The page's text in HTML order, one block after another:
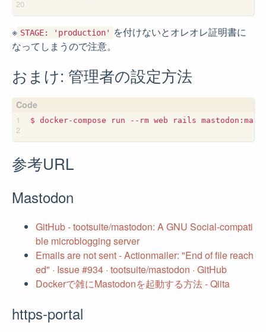
※ STAGE: 'production'
を付けないとオレオレ証明書に
なってしまうので注意。
おまけ: 管理者の設定方法
$ docker-compose run --rm web rails
参考URL
Mastodon
GitHub - tootsuite/mastodon: A GNU Social-compati
ble microblogging server
Emails are not sent - Actionmailer: "End of file reach
ed" · Issue #934 · tootsuite/mastodon · GitHub
Dockerで雑にMastodonを起動する方法 - Qiita
https-portal